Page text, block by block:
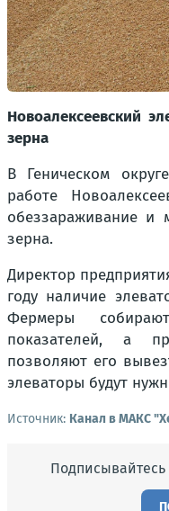
Новоалексеевский
зерна
В Геническом
работе
обеззараживание и
зерна.
Директор
году наличие
Фермеры
показателей, а
позволяют его
элеваторы будут
Источник: Канал в МАКС
Подписывайтесь